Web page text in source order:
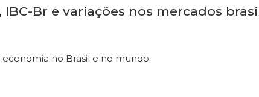
IBC-Br e variações nos mercados
no Brasil e no mundo.